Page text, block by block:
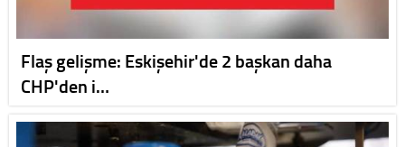
Flaş gelişme: Eskişehir'de 2 başkan daha
CHP'den i…